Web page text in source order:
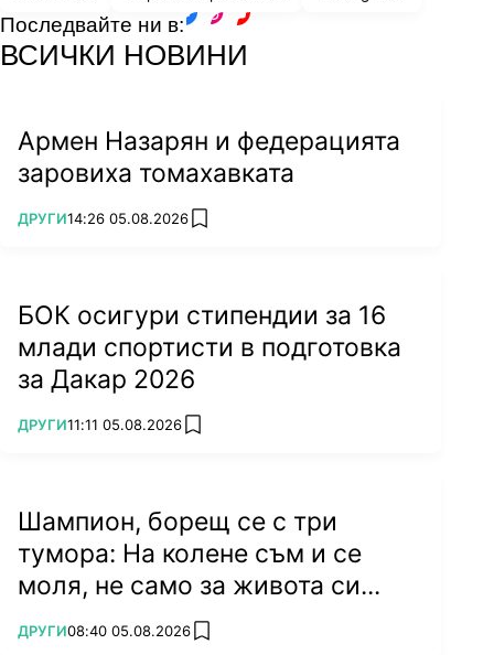
Последвайте ни в:
ВСИЧКИ НОВИНИ
Армен Назарян и федерацията
заровиха томахавката
ПОВЕЧЕ ОТ
ДРУГИ14:26 05.08.2026 add favorites
БОК осигури стипендии за 16
млади спортисти в подготовка
за Дакар 2026
ПОВЕЧЕ ОТ
ДРУГИ11:11 05.08.2026 add favorites
Шампион, борещ се с три
тумора: На колене съм и се
моля, не само за живота си...
ПОВЕЧЕ ОТ
ДРУГИ08:40 05.08.2026 add favorites